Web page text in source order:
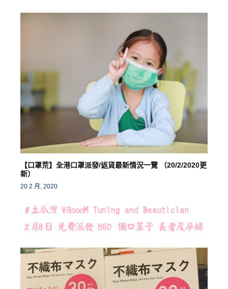
【口罩荒】全港口罩派發/返貨最新情況一覽 （20/2/2020更
新）
20 2 月, 2020